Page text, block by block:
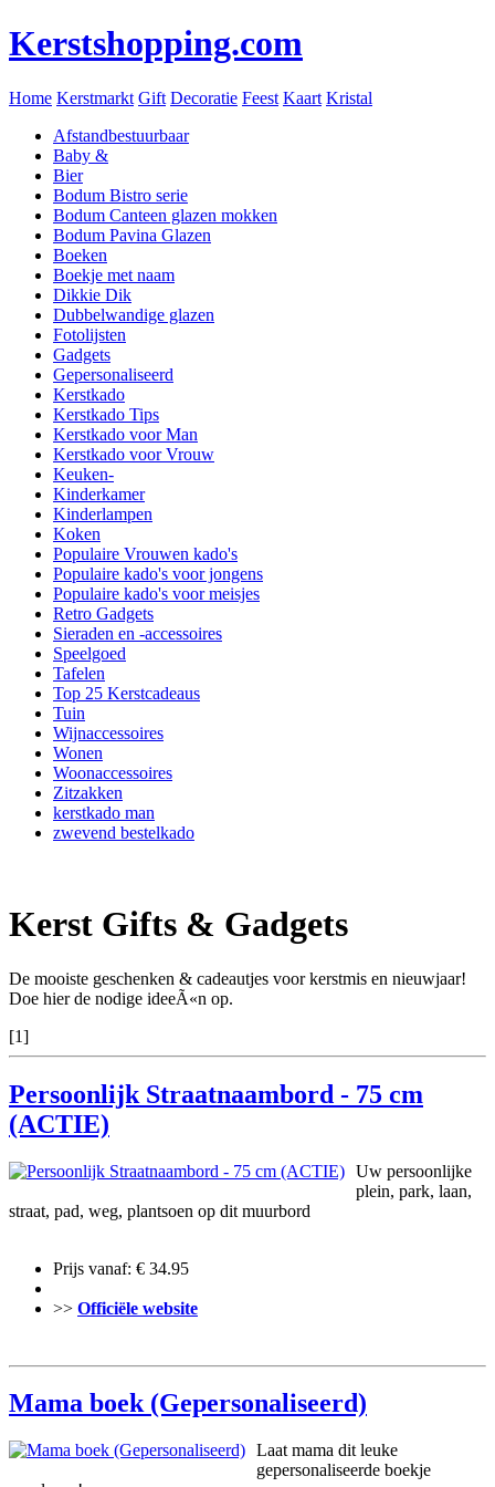
Kerstshopping.com
Home Kerstmarkt Gift Decoratie Feest Kaart Kristal
Afstandbestuurbaar
Baby &
Bier
Bodum Bistro serie
Bodum Canteen glazen mokken
Bodum Pavina Glazen
Boeken
Boekje met naam
Dikkie Dik
Dubbelwandige glazen
Fotolijsten
Gadgets
Gepersonaliseerd
Kerstkado
Kerstkado Tips
Kerstkado voor Man
Kerstkado voor Vrouw
Keuken-
Kinderkamer
Kinderlampen
Koken
Populaire Vrouwen kado's
Populaire kado's voor jongens
Populaire kado's voor meisjes
Retro Gadgets
Sieraden en -accessoires
Speelgoed
Tafelen
Top 25 Kerstcadeaus
Tuin
Wijnaccessoires
Wonen
Woonaccessoires
Zitzakken
kerstkado man
zwevend bestelkado
Kerst Gifts & Gadgets
De mooiste geschenken & cadeautjes voor kerstmis en nieuwjaar!
Doe hier de nodige ideeÃ«n op.
[1]
Persoonlijk Straatnaambord - 75 cm
(ACTIE)
Uw persoonlijke
plein, park, laan,
straat, pad, weg, plantsoen op dit muurbord
Prijs vanaf: € 34.95
>> Officiële website
Mama boek (Gepersonaliseerd)
Laat mama dit leuke
gepersonaliseerde boekje